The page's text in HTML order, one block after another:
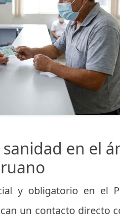
en el
y obligatorio en el
un contacto directo